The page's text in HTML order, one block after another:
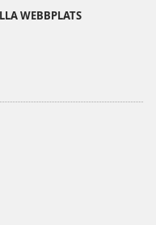
WEBBPLATS